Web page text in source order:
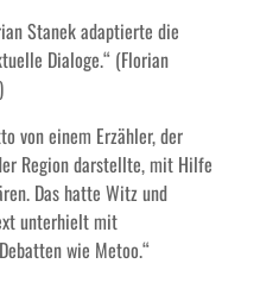
Stanek adaptierte die
Dialoge.“ (Florian
von einem Erzähler, der
Region darstellte, mit Hilfe
Das hatte Witz und
unterhielt mit
wie Metoo.“